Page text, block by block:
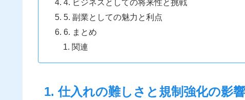
4. ビジネスとしての将来性と挑戦
5. 副業としての魅力と利点
6. まとめ
関連
1. 仕入れの難しさと規制強化の影響